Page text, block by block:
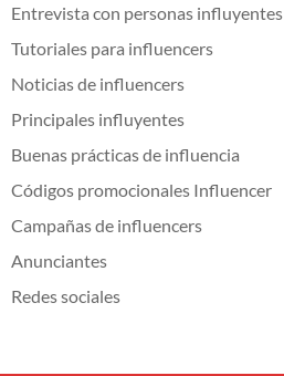
Entrevista con personas influyentes
Tutoriales para influencers
Noticias de influencers
Principales influyentes
Buenas prácticas de influencia
Códigos promocionales Influencer
Campañas de influencers
Anunciantes
Redes sociales